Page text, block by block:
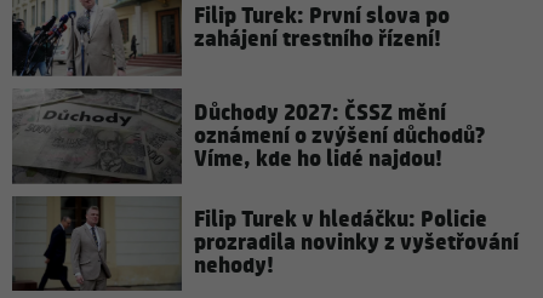
Filip Turek: První slova po
zahájení trestního řízení!
Důchody 2027: ČSSZ mění
oznámení o zvýšení důchodů?
Víme, kde ho lidé najdou!
Filip Turek v hledáčku: Policie
prozradila novinky z vyšetřování
nehody!